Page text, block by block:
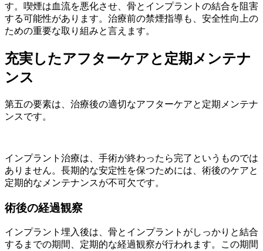
す。喫煙は血流を悪化させ、骨とインプラントの結合を阻害
する可能性があります。治療前の禁煙指導も、安全性向上の
ための重要な取り組みと言えます。
充実したアフターケアと定期メンテナ
ンス
第五の要素は、治療後の適切なアフターケアと定期メンテナ
ンスです。
インプラント治療は、手術が終わったら完了というものでは
ありません。長期的な安定性を保つためには、術後のケアと
定期的なメンテナンスが不可欠です。
術後の経過観察
インプラント埋入後は、骨とインプラントがしっかりと結合
するまでの期間、定期的な経過観察が行われます。この期間